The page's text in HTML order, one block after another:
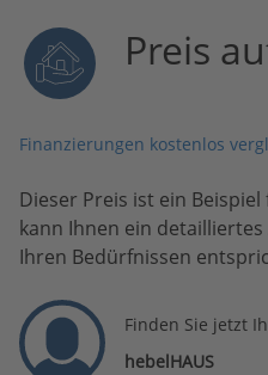
Preis
Finanzierungen kostenlos
Dieser Preis ist ein
kann Ihnen ein
Ihren Bedürfnissen
Finden Sie jetzt
hebelHAUS